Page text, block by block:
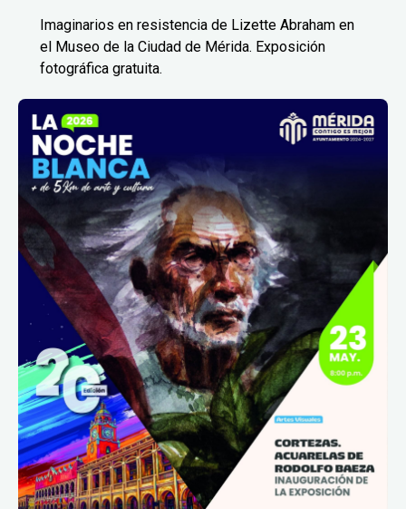
Imaginarios en resistencia de Lizette Abraham en
el Museo de la Ciudad de Mérida. Exposición
fotográfica gratuita.